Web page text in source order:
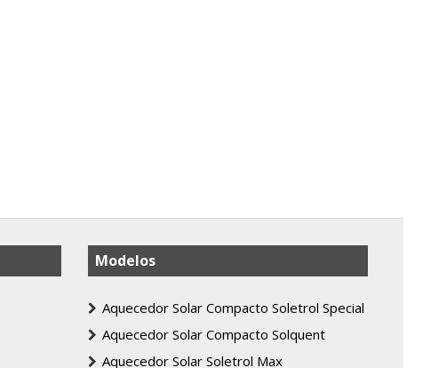
Modelos
Aquecedor Solar Compacto Soletrol Special
Aquecedor Solar Compacto Solquent
Aquecedor Solar Soletrol Max